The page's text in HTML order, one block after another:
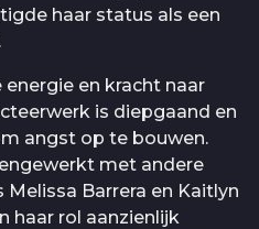
haar status als een
en kracht naar
is diepgaand en
angst op te bouwen.
met andere
Barrera en Kaitlyn
haar rol aanzienlijk